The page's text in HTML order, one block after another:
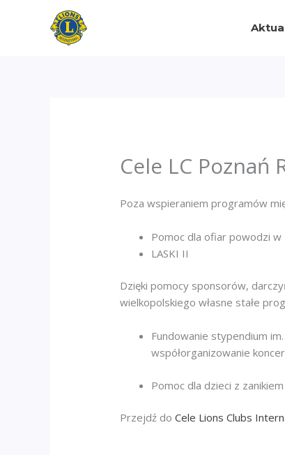
Cele LC Poznań
Poza wspieraniem programów
Pomoc dla ofiar powodzi w
LASKI II
Dzięki pomocy sponsorów,
wielkopolskiego własne stałe
Fundowanie stypendium
współorganizowanie
Pomoc dla dzieci z
Przejdź doCele Lions Clubs